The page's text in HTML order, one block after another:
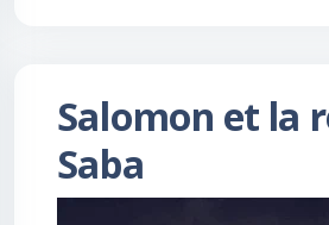
Salomon et la
Saba